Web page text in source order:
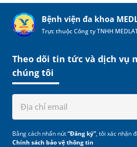
Bệnh viện đa khoa
Trực thuộc Công ty TNHH
Theo dõi tin tức và dịch vụ
chúng tôi
Bằng cách nhấn nút“Đăng ký”, tôi xác nhận
Chính sách bảo vệ thông tin